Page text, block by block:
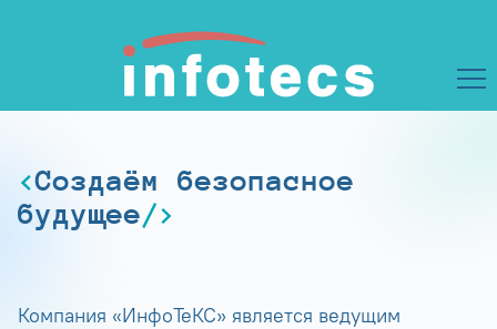
Создаём безопасное
будущее
Компания «ИнфоТеКС» является ведущим